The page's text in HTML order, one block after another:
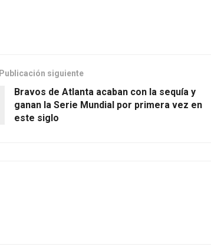
Publicación siguiente
Bravos de Atlanta acaban con la sequía y
ganan la Serie Mundial por primera vez en
este siglo